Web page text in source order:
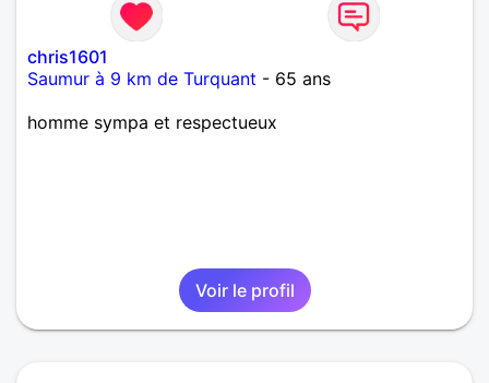
chris1601
Saumur à 9 km de Turquant - 65 ans
homme sympa et respectueux
Voir le profil